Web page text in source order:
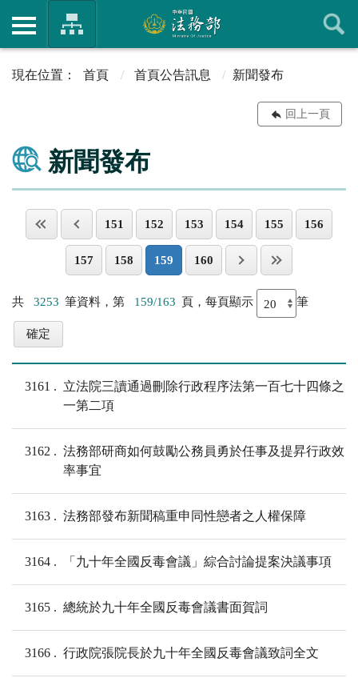
首頁 首頁公告訊息 新聞發布
回上一頁
新聞發布
151 152 153 154 155 156
157 158 159 160
共 3253 筆資料，第 159/163 頁，每頁顯示 筆
3161
立法院三讀通過刪除行政程序法第一百七十四條之
一第二項
3162
法務部研商如何鼓勵公務員勇於任事及提昇行政效
率事宜
3163 法務部發布新聞稿重申同性戀者之人權保障
3164 「九十年全國反毒會議」綜合討論提案決議事項
3165 總統於九十年全國反毒會議書面賀詞
3166 行政院張院長於九十年全國反毒會議致詞全文